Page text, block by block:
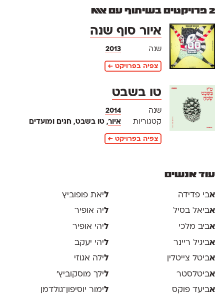
2 פרויקטים בשיתוף עם אאא
איור סוף שנה
שנה 2013
צפיה בפרויקט ←
טו בשבט
שנה
2014
קטגוריות
איור, טו בשבט, חגים ומועדים
צפיה בפרויקט ←
עוד אנשים
אבי פדידה
אביאל בסיל
אביב מלכי
אביגיל ריינר
אביטל צייטלין
אביטלסטר
אביעד פוקס
ליאת פופוביץ
ליה אופיר
ליהי אופיר
ליהי יעקב
לילה אגוזי
לילך מוסקוביץ'
לימור יוסיפון־גולדמן